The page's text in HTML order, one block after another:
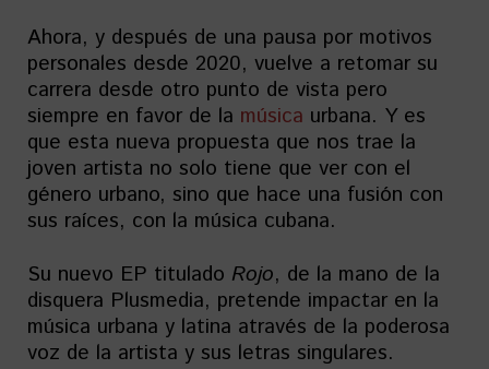
Ahora, y después de una pausa por motivos
personales desde 2020, vuelve a retomar su
carrera desde otro punto de vista pero
siempre en favor de la música urbana. Y es
que esta nueva propuesta que nos trae la
joven artista no solo tiene que ver con el
género urbano, sino que hace una fusión con
sus raíces, con la música cubana.
Su nuevo EP titulado Rojo, de la mano de la
disquera Plusmedia, pretende impactar en la
música urbana y latina através de la poderosa
voz de la artista y sus letras singulares.